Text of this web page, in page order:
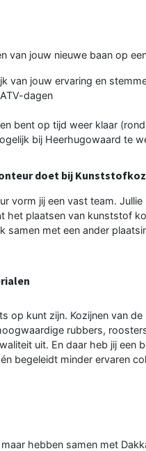
van jouw nieuwe baan op
van jouw ervaring en
dagen
bent op tijd weer klaar (rond
bij Heerhugowaard te
doet bij
vorm jij een vast team.
het plaatsen van kunststof
samen met een ander
op kunt zijn. Kozijnen van
rubbers,
uit. En daar heb jij een
begeleidt minder ervaren
hebben samen met